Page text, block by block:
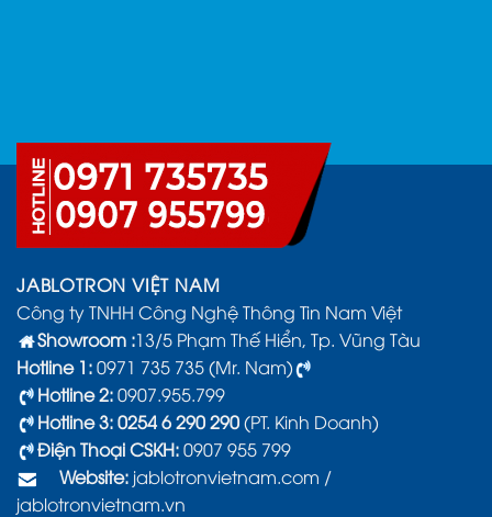
JABLOTRON VIỆT NAM
Công ty TNHH Công Nghệ Thông Tin Nam Việt
Showroom :13/5 Phạm Thế Hiển, Tp. Vũng Tàu
Hotline 1:0971 735 735 (Mr. Nam)
Hotline 2:0907.955.799
Hotline 3: 0254 6 290 290(PT. Kinh Doanh)
Điện Thoại CSKH:0907 955 799
Website: jablotronvietnam.com /
jablotronvietnam.vn